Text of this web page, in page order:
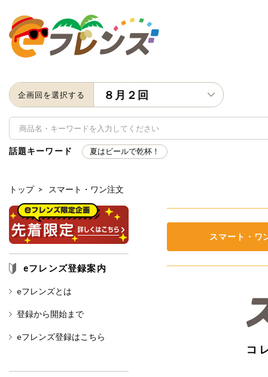
企画回を選択する ８月２回
キーワード
キーワードをすべて含む
いず
話題キーワード 夏はビールで乾杯！
トップ> スマート・ワン注文
eフレンズ登録案内
eフレンズとは
登録から開始まで
eフレンズ登録はこちら
スマート・ワ